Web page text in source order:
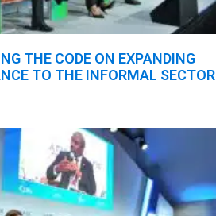
THE CODE ON EXPANDING
TO THE INFORMAL SECTOR